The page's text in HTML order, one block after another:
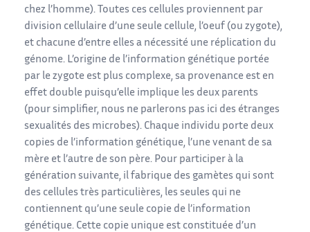
chez l’homme). Toutes ces cellules proviennent par
division cellulaire d’une seule cellule, l’oeuf (ou zygote),
et chacune d’entre elles a nécessité une réplication du
génome. L’origine de l’information génétique portée
par le zygote est plus complexe, sa provenance est en
effet double puisqu’elle implique les deux parents
(pour simplifier, nous ne parlerons pas ici des étranges
sexualités des microbes). Chaque individu porte deux
copies de l’information génétique, l’une venant de sa
mère et l’autre de son père. Pour participer à la
génération suivante, il fabrique des gamètes qui sont
des cellules très particulières, les seules qui ne
contiennent qu’une seule copie de l’information
génétique. Cette copie unique est constituée d’un